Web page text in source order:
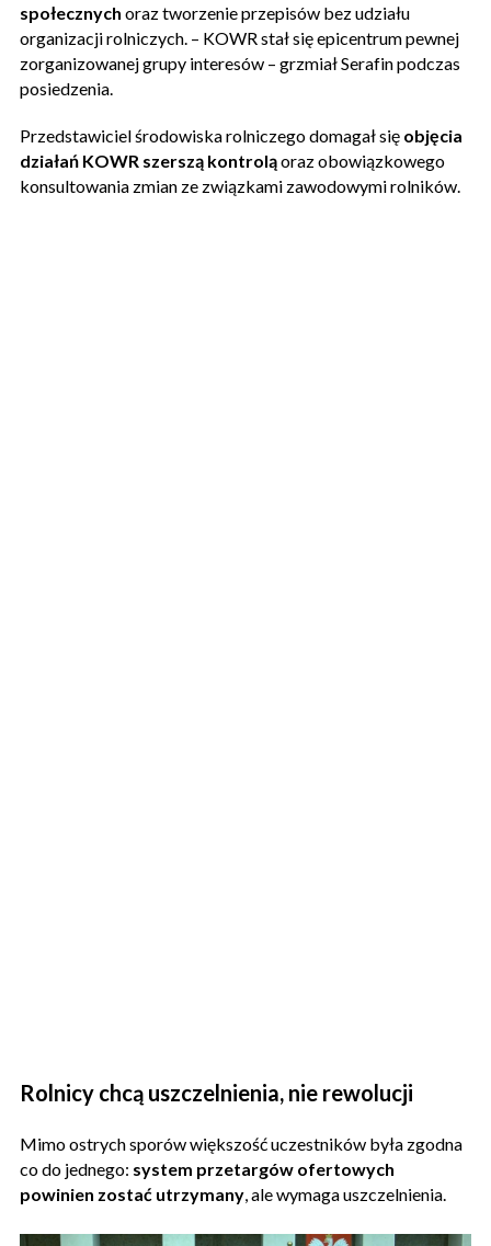
społecznych oraz tworzenie przepisów bez udziału
organizacji rolniczych. – KOWR stał się epicentrum pewnej
zorganizowanej grupy interesów – grzmiał Serafin podczas
posiedzenia.
Przedstawiciel środowiska rolniczego domagał się objęcia
działań KOWR szerszą kontroląoraz obowiązkowego
konsultowania zmian ze związkami zawodowymi rolników.
Rolnicy chcą uszczelnienia, nie rewolucji
Mimo ostrych sporów większość uczestników była zgodna
co do jednego: system przetargów ofertowych
powinien zostać utrzymany, ale wymaga uszczelnienia.